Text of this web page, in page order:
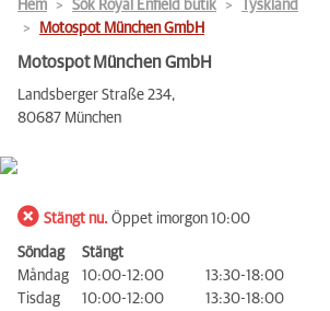
Hem Sök Royal Enfield butik
Tyskland
Motospot München GmbH
Motospot München GmbH
Landsberger Straße 234,
80687 München
Stängt nu. Öppet imorgon 10:00
Söndag
Stängt
Måndag
10:00-12:00
13:30-18:00
Tisdag
10:00-12:00
13:30-18:00